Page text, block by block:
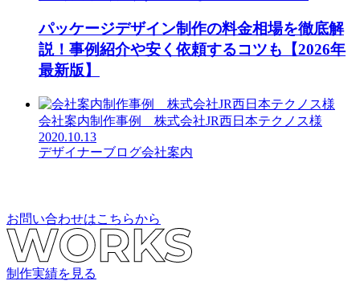
パッケージデザイン制作の料金相場を徹底解
説！事例紹介や安く依頼するコツも【2026年
最新版】
会社案内制作事例＿株式会社JR西日本テクノス様
2020.10.13
デザイナーブログ会社案内
お問い合わせはこちらから
制作実績を見る